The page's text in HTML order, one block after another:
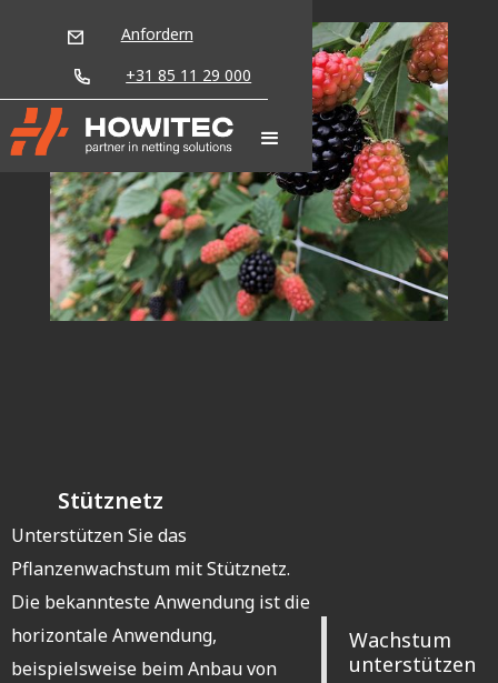
Anfordern
+31 85 11 29 000
Stütznetz
Unterstützen Sie das
Pflanzenwachstum mit Stütznetz.
Die bekannteste Anwendung ist die
horizontale Anwendung,
beispielsweise beim Anbau von
Wachstum
unterstützen